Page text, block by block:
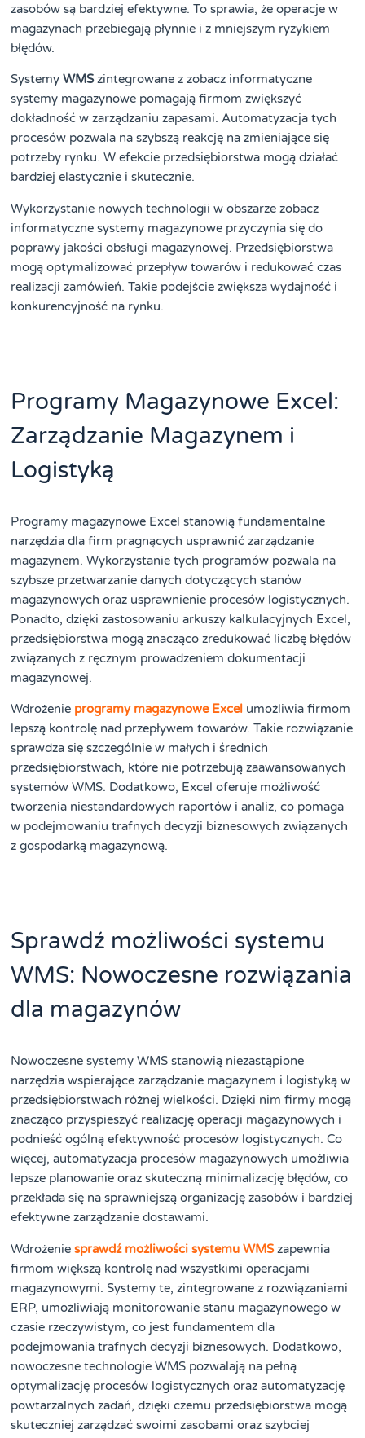
zasobów są bardziej efektywne. To sprawia, że operacje w
magazynach przebiegają płynnie i z mniejszym ryzykiem
błędów.
SystemyWMSzintegrowane z zobacz informatyczne
systemy magazynowe pomagają firmom zwiększyć
dokładność w zarządzaniu zapasami. Automatyzacja tych
procesów pozwala na szybszą reakcję na zmieniające się
potrzeby rynku. W efekcie przedsiębiorstwa mogą działać
bardziej elastycznie i skutecznie.
Wykorzystanie nowych technologii w obszarze zobacz
informatyczne systemy magazynowe przyczynia się do
poprawy jakości obsługi magazynowej. Przedsiębiorstwa
mogą optymalizować przepływ towarów i redukować czas
realizacji zamówień. Takie podejście zwiększa wydajność i
konkurencyjność na rynku.
Programy Magazynowe Excel:
Zarządzanie Magazynem i
Logistyką
Programy magazynowe Excel stanowią fundamentalne
narzędzia dla firm pragnących usprawnić zarządzanie
magazynem. Wykorzystanie tych programów pozwala na
szybsze przetwarzanie danych dotyczących stanów
magazynowych oraz usprawnienie procesów logistycznych.
Ponadto, dzięki zastosowaniu arkuszy kalkulacyjnych Excel,
przedsiębiorstwa mogą znacząco zredukować liczbę błędów
związanych z ręcznym prowadzeniem dokumentacji
magazynowej.
Wdrożenie programy magazynowe Excel umożliwia firmom
lepszą kontrolę nad przepływem towarów. Takie rozwiązanie
sprawdza się szczególnie w małych i średnich
przedsiębiorstwach, które nie potrzebują zaawansowanych
systemów WMS. Dodatkowo, Excel oferuje możliwość
tworzenia niestandardowych raportów i analiz, co pomaga
w podejmowaniu trafnych decyzji biznesowych związanych
z gospodarką magazynową.
Sprawdź możliwości systemu
WMS: Nowoczesne rozwiązania
dla magazynów
Nowoczesne systemy WMS stanowią niezastąpione
narzędzia wspierające zarządzanie magazynem i logistyką w
przedsiębiorstwach różnej wielkości. Dzięki nim firmy mogą
znacząco przyspieszyć realizację operacji magazynowych i
podnieść ogólną efektywność procesów logistycznych. Co
więcej, automatyzacja procesów magazynowych umożliwia
lepsze planowanie oraz skuteczną minimalizację błędów, co
przekłada się na sprawniejszą organizację zasobów i bardziej
efektywne zarządzanie dostawami.
Wdrożeniesprawdź możliwości systemu WMSzapewnia
firmom większą kontrolę nad wszystkimi operacjami
magazynowymi. Systemy te, zintegrowane z rozwiązaniami
ERP, umożliwiają monitorowanie stanu magazynowego w
czasie rzeczywistym, co jest fundamentem dla
podejmowania trafnych decyzji biznesowych. Dodatkowo,
nowoczesne technologie WMS pozwalają na pełną
optymalizację procesów logistycznych oraz automatyzację
powtarzalnych zadań, dzięki czemu przedsiębiorstwa mogą
skuteczniej zarządzać swoimi zasobami oraz szybciej